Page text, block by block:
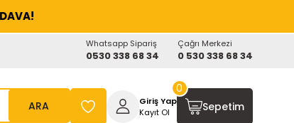
Whatsapp Sipariş
0530 338 68 34
Çağrı Merkezi
0 530 338 68 34
ARA
Giriş Yap
Kayıt Ol
Sepetim
0